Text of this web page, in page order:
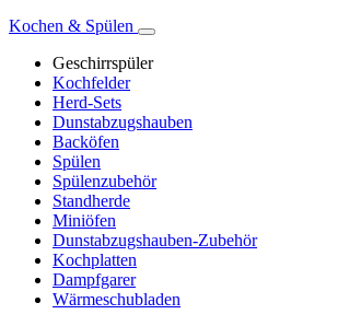
Kochen & Spülen
Geschirrspüler
Kochfelder
Herd-Sets
Dunstabzugshauben
Backöfen
Spülen
Spülenzubehör
Standherde
Miniöfen
Dunstabzugshauben-Zubehör
Kochplatten
Dampfgarer
Wärmeschubladen